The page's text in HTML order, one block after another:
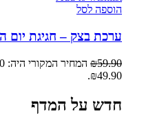
הוספה לסל
ערכת בצק – חגיגת יום
₪59.90 המחיר המקורי היה: ₪59.90.
₪49.90.
חדש על המדף